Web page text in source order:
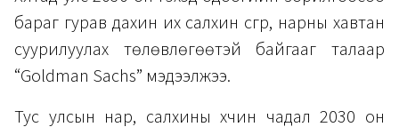
бараг гурав дахин их салхин үүсгүүр, нарны хавтан
суурилуулах төлөвлөгөөтэй байгааг талаар
“Goldman Sachs” мэдээлжээ.
Тус улсын нар, салхины хүчин чадал 2030 он